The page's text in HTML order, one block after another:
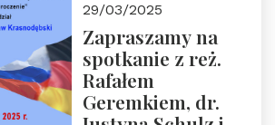
29/03/2025
Zapraszamy na
spotkanie z reż.
Rafałem
Geremkiem, dr.